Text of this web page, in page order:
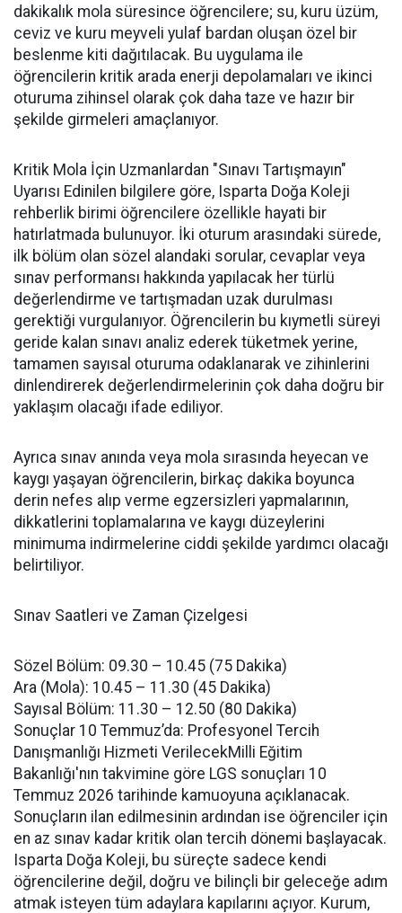
dakikalık mola süresince öğrencilere; su, kuru üzüm,
ceviz ve kuru meyveli yulaf bardan oluşan özel bir
beslenme kiti dağıtılacak. Bu uygulama ile
öğrencilerin kritik arada enerji depolamaları ve ikinci
oturuma zihinsel olarak çok daha taze ve hazır bir
şekilde girmeleri amaçlanıyor.
Kritik Mola İçin Uzmanlardan "Sınavı Tartışmayın"
Uyarısı Edinilen bilgilere göre, Isparta Doğa Koleji
rehberlik birimi öğrencilere özellikle hayati bir
hatırlatmada bulunuyor. İki oturum arasındaki sürede,
ilk bölüm olan sözel alandaki sorular, cevaplar veya
sınav performansı hakkında yapılacak her türlü
değerlendirme ve tartışmadan uzak durulması
gerektiği vurgulanıyor. Öğrencilerin bu kıymetli süreyi
geride kalan sınavı analiz ederek tüketmek yerine,
tamamen sayısal oturuma odaklanarak ve zihinlerini
dinlendirerek değerlendirmelerinin çok daha doğru bir
yaklaşım olacağı ifade ediliyor.
Ayrıca sınav anında veya mola sırasında heyecan ve
kaygı yaşayan öğrencilerin, birkaç dakika boyunca
derin nefes alıp verme egzersizleri yapmalarının,
dikkatlerini toplamalarına ve kaygı düzeylerini
minimuma indirmelerine ciddi şekilde yardımcı olacağı
belirtiliyor.
Sınav Saatleri ve Zaman Çizelgesi
Sözel Bölüm: 09.30 – 10.45 (75 Dakika)
Ara (Mola): 10.45 – 11.30 (45 Dakika)
Sayısal Bölüm: 11.30 – 12.50 (80 Dakika)
Sonuçlar 10 Temmuz’da: Profesyonel Tercih
Danışmanlığı Hizmeti VerilecekMilli Eğitim
Bakanlığı'nın takvimine göre LGS sonuçları 10
Temmuz 2026 tarihinde kamuoyuna açıklanacak.
Sonuçların ilan edilmesinin ardından ise öğrenciler için
en az sınav kadar kritik olan tercih dönemi başlayacak.
Isparta Doğa Koleji, bu süreçte sadece kendi
öğrencilerine değil, doğru ve bilinçli bir geleceğe adım
atmak isteyen tüm adaylara kapılarını açıyor. Kurum,